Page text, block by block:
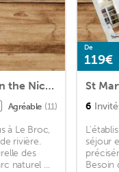
Large apartment in village castle in the Nice hinterland - 30 min. From the beach.
Agréable (11)
à Le Broc,
rivière.
des
naturel ...
De
119€
6
séjour
Besoin